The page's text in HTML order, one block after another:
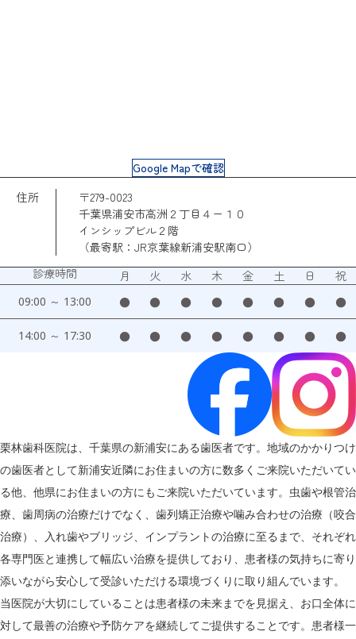
Google Mapで確認
住所
〒279-0023
千葉県浦安市高洲２丁目４ー１０
インシップビル２階
（最寄駅：JR京葉線新浦安駅南口）
診療時間
月 火 水 木 金 土 日 祝
09:00 ～ 13:00 ● ● ● ● ● ● ● ●
14:00 ～ 17:30 ● ● ● ● ● ● ● ●
栗林歯科医院は、千葉県の新浦安にある歯医者です。地域のかかりつけ
の歯医者として新浦安近隣にお住まいの方に数多くご来院いただいてい
る他、他県にお住まいの方にもご来院いただいています。虫歯や根管治
療、歯周病の治療だけでなく、歯列矯正治療や噛み合わせの治療（咬合
治療）、入れ歯やブリッジ、インプラントの治療に至るまで、それぞれ
各専門医と連携して幅広い治療を提供しており、患者様の気持ちに寄り
添いながら安心して受診いただける環境づくりに取り組んでいます。
当医院が大切にしていることは患者様の未来までを見据え、お口全体に
対して最善の治療や予防ケアを継続してご提供することです。患者様一